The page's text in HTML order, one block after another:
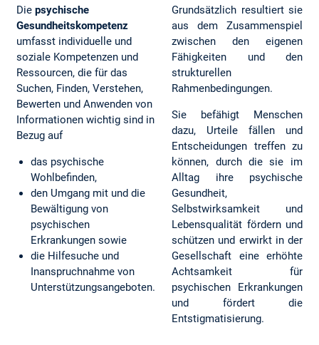
Diepsychische
Gesundheitskompetenz
umfasst individuelle und
soziale Kompetenzen und
Ressourcen, die für das
Suchen, Finden, Verstehen,
Bewerten und Anwenden von
Informationen wichtig sind in
Bezug auf
das psychische
Wohlbefinden,
den Umgang mit und die
Bewältigung von
psychischen
Erkrankungen sowie
die Hilfesuche und
Inanspruchnahme von
Unterstützungsangeboten.
Grundsätzlich resultiert sie
aus dem Zusammenspiel
zwischen den eigenen
Fähigkeiten und den
strukturellen
Rahmenbedingungen.
Sie befähigt Menschen
dazu, Urteile fällen und
Entscheidungen treffen zu
können, durch die sie im
Alltag ihre psychische
Gesundheit,
Selbstwirksamkeit und
Lebensqualität fördern und
schützen und erwirkt in der
Gesellschaft eine erhöhte
Achtsamkeit für
psychischen Erkrankungen
und fördert die
Entstigmatisierung.